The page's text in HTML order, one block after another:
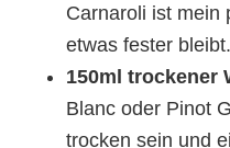
Carnaroli ist mein
etwas fester bleibt.
150ml trockener
Blanc oder Pinot
trocken sein und